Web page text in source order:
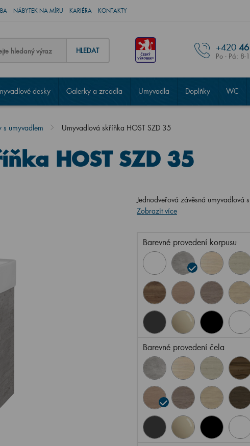
NÁBYTEK NA MÍRU KARIÉRA KONTAKTY
HLEDAT +420
Po - Pá: 8-
desky Galerky a zrcadla Umyvadla Doplňky WC
s umyvadlem Umyvadlová skříňka HOST SZD 35
HOST SZD 35
Jednodveřová závěsná
Zobrazit více
Barevné provedení korpusu
Barevné provedení čela